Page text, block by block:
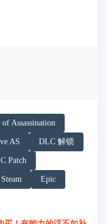
容声明:
「非线性列车」文章
game/hitman-
Assassination
AS DLC 解锁
Patch
Steam Epic